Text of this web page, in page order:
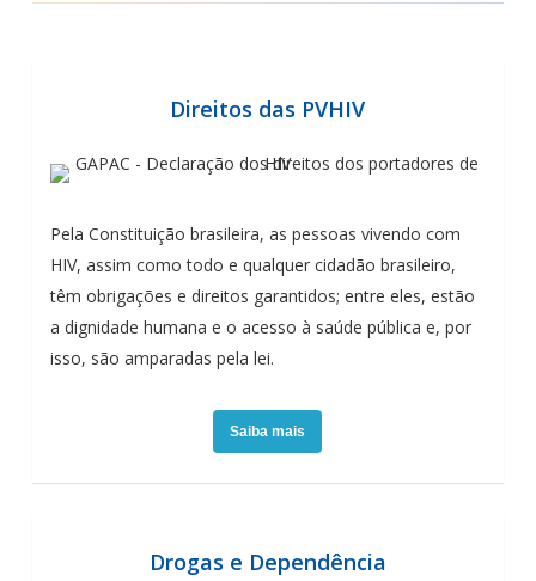
Direitos das PVHIV
Pela Constituição brasileira, as pessoas vivendo com
HIV, assim como todo e qualquer cidadão brasileiro,
têm obrigações e direitos garantidos; entre eles, estão
a dignidade humana e o acesso à saúde pública e, por
isso, são amparadas pela lei.
Saiba mais
Drogas e Dependência